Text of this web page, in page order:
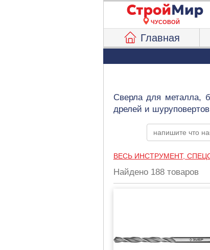
ЧУСОВОЙ
Главная
Сверла для металла,
дрелей и
ВЕСЬ ИНСТРУМЕНТ,
Найдено 188 товаров